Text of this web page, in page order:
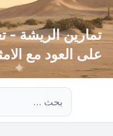
تمارين الريشة -
على العود مع